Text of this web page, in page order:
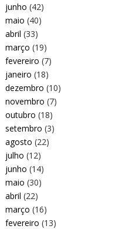
junho (42)
maio (40)
abril (33)
março (19)
fevereiro (7)
janeiro (18)
dezembro (10)
novembro (7)
outubro (18)
setembro (3)
agosto (22)
julho (12)
junho (14)
maio (30)
abril (22)
março (16)
fevereiro (13)